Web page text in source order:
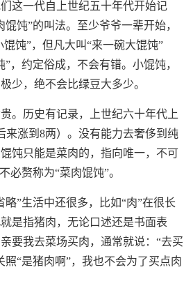
这一代自上世纪五十年代开始记
饨”的叫法。至少爷爷一辈开始，
馄饨”，但凡大叫“来一碗大馄饨”
，约定俗成，不会有错。小馄饨，
少，绝不会比绿豆大多少。
。历史有记录，上世纪六十年代上
来涨到8两）。没有能力去奢侈到纯
饨只能是菜肉的，指向唯一，不可
必赘称为“菜肉馄饨”。
略”生活中还很多，比如“肉”在很长
是指猪肉，无论口述还是书面表
要我去菜场买肉，通常就说：“去买
照“是猪肉啊”，我也不会为了买点肉